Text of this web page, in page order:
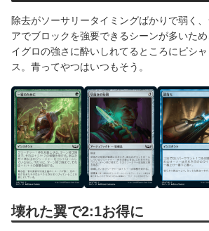
除去がソーサリータイミングばかりで弱く
アでブロックを強要できるシーンが多いた
イグロの強さに酔いしれてるところにピシ
ス。青ってやつはいつもそう。
壊れた翼で2:1お得に